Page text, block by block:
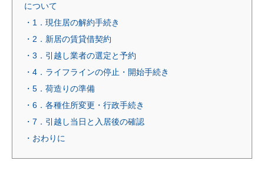
について
・1．現住居の解約手続き
・2．新居の賃貸借契約
・3．引越し業者の選定と予約
・4．ライフラインの停止・開始手続き
・5．荷造りの準備
・6．各種住所変更・行政手続き
・7．引越し当日と入居後の確認
・おわりに